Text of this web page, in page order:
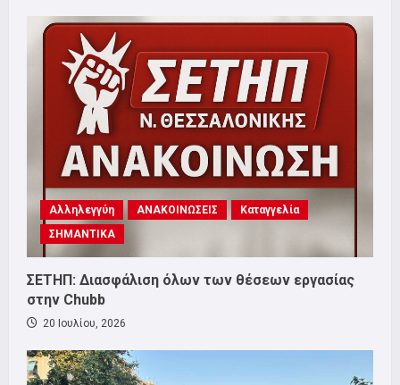
Αλληλεγγύη ΑΝΑΚΟΙΝΩΣΕΙΣ
Καταγγελία
ΣΗΜΑΝΤΙΚΑ
ΣΕΤΗΠ: Διασφάλιση όλων των θέσεων εργασίας
στην Chubb
20 Ιουλίου, 2026